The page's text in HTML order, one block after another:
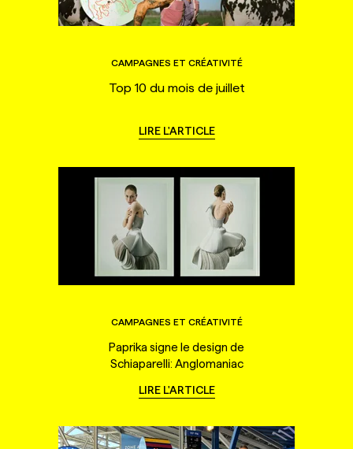
CAMPAGNES ET CRÉATIVITÉ
Top 10 du mois de juillet
LIRE L'ARTICLE
CAMPAGNES ET CRÉATIVITÉ
Paprika signe le design de
Schiaparelli: Anglomaniac
LIRE L'ARTICLE